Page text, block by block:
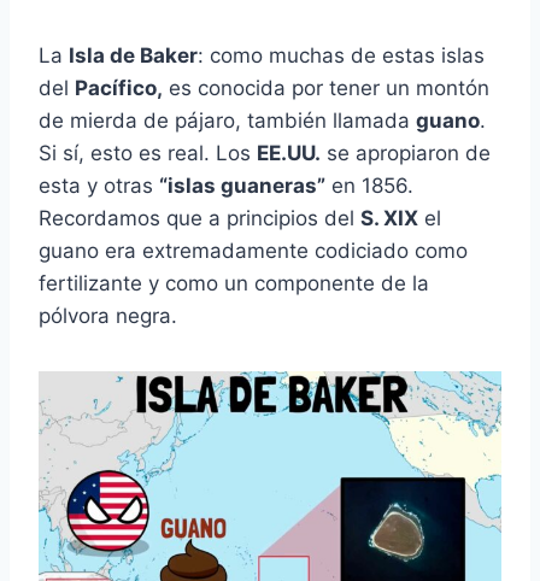
La Isla de Baker: como muchas de estas islas
del Pacífico, es conocida por tener un montón
de mierda de pájaro, también llamada guano.
Si sí, esto es real. Los EE.UU. se apropiaron de
esta y otras “islas guaneras” en 1856.
Recordamos que a principios del S. XIX el
guano era extremadamente codiciado como
fertilizante y como un componente de la
pólvora negra.